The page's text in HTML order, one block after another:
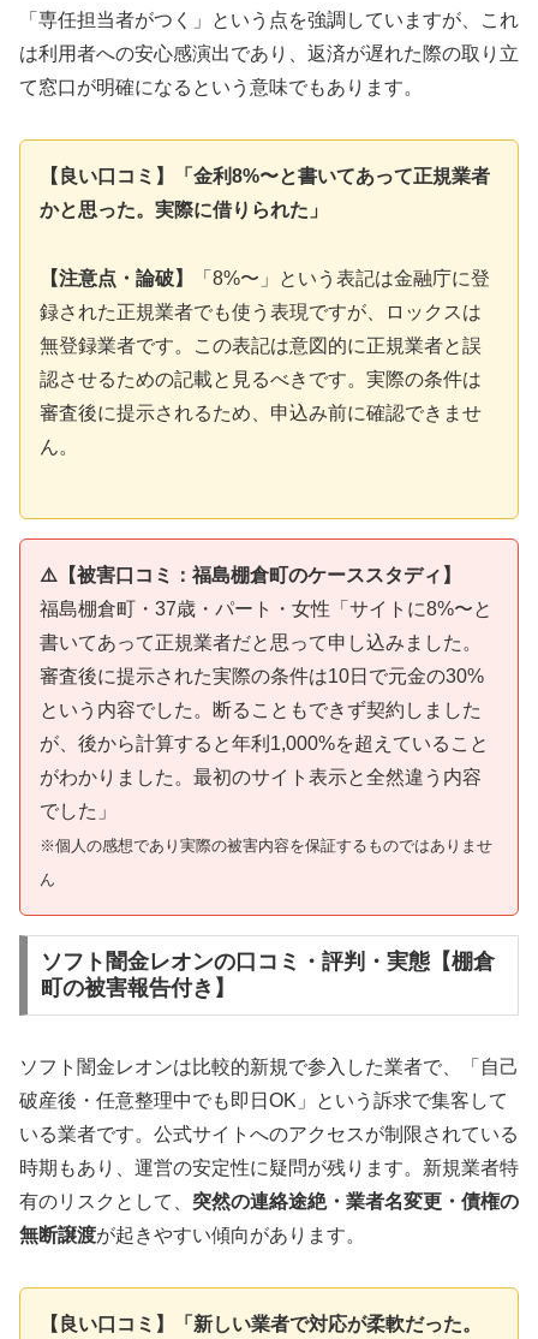
「専任担当者がつく」という点を強調していますが、これ
は利用者への安心感演出であり、返済が遅れた際の取り立
て窓口が明確になるという意味でもあります。
【良い口コミ】「金利8%〜と書いてあって正規業者
かと思った。実際に借りられた」
【注意点・論破】
「8%〜」という表記は金融庁に登
録された正規業者でも使う表現ですが、ロックスは
無登録業者です。この表記は意図的に正規業者と誤
認させるための記載と見るべきです。実際の条件は
審査後に提示されるため、申込み前に確認できませ
ん。
⚠️【被害口コミ：福島棚倉町のケーススタディ】
福島棚倉町・37歳・パート・女性「サイトに8%〜と
書いてあって正規業者だと思って申し込みました。
審査後に提示された実際の条件は10日で元金の30%
という内容でした。断ることもできず契約しました
が、後から計算すると年利1,000%を超えていること
がわかりました。最初のサイト表示と全然違う内容
でした」
※個人の感想であり実際の被害内容を保証するものではありませ
ん
ソフト闇金レオンの口コミ・評判・実態【棚倉
町の被害報告付き】
ソフト闇金レオンは比較的新規で参入した業者で、「自己
破産後・任意整理中でも即日OK」という訴求で集客して
いる業者です。公式サイトへのアクセスが制限されている
時期もあり、運営の安定性に疑問が残ります。新規業者特
有のリスクとして、 突然の連絡途絶・業者名変更・債権の
無断譲渡が起きやすい傾向があります。
【良い口コミ】「新しい業者で対応が柔軟だった。